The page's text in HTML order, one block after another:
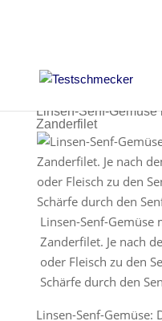
Linsen-Senf-Gemüse
Zanderfilet
Linsen-Senf-Gemüse
Zanderfilet. Je nach
oder Fleisch zu den
Schärfe durch den
Linsen-Senf-Gemüse: